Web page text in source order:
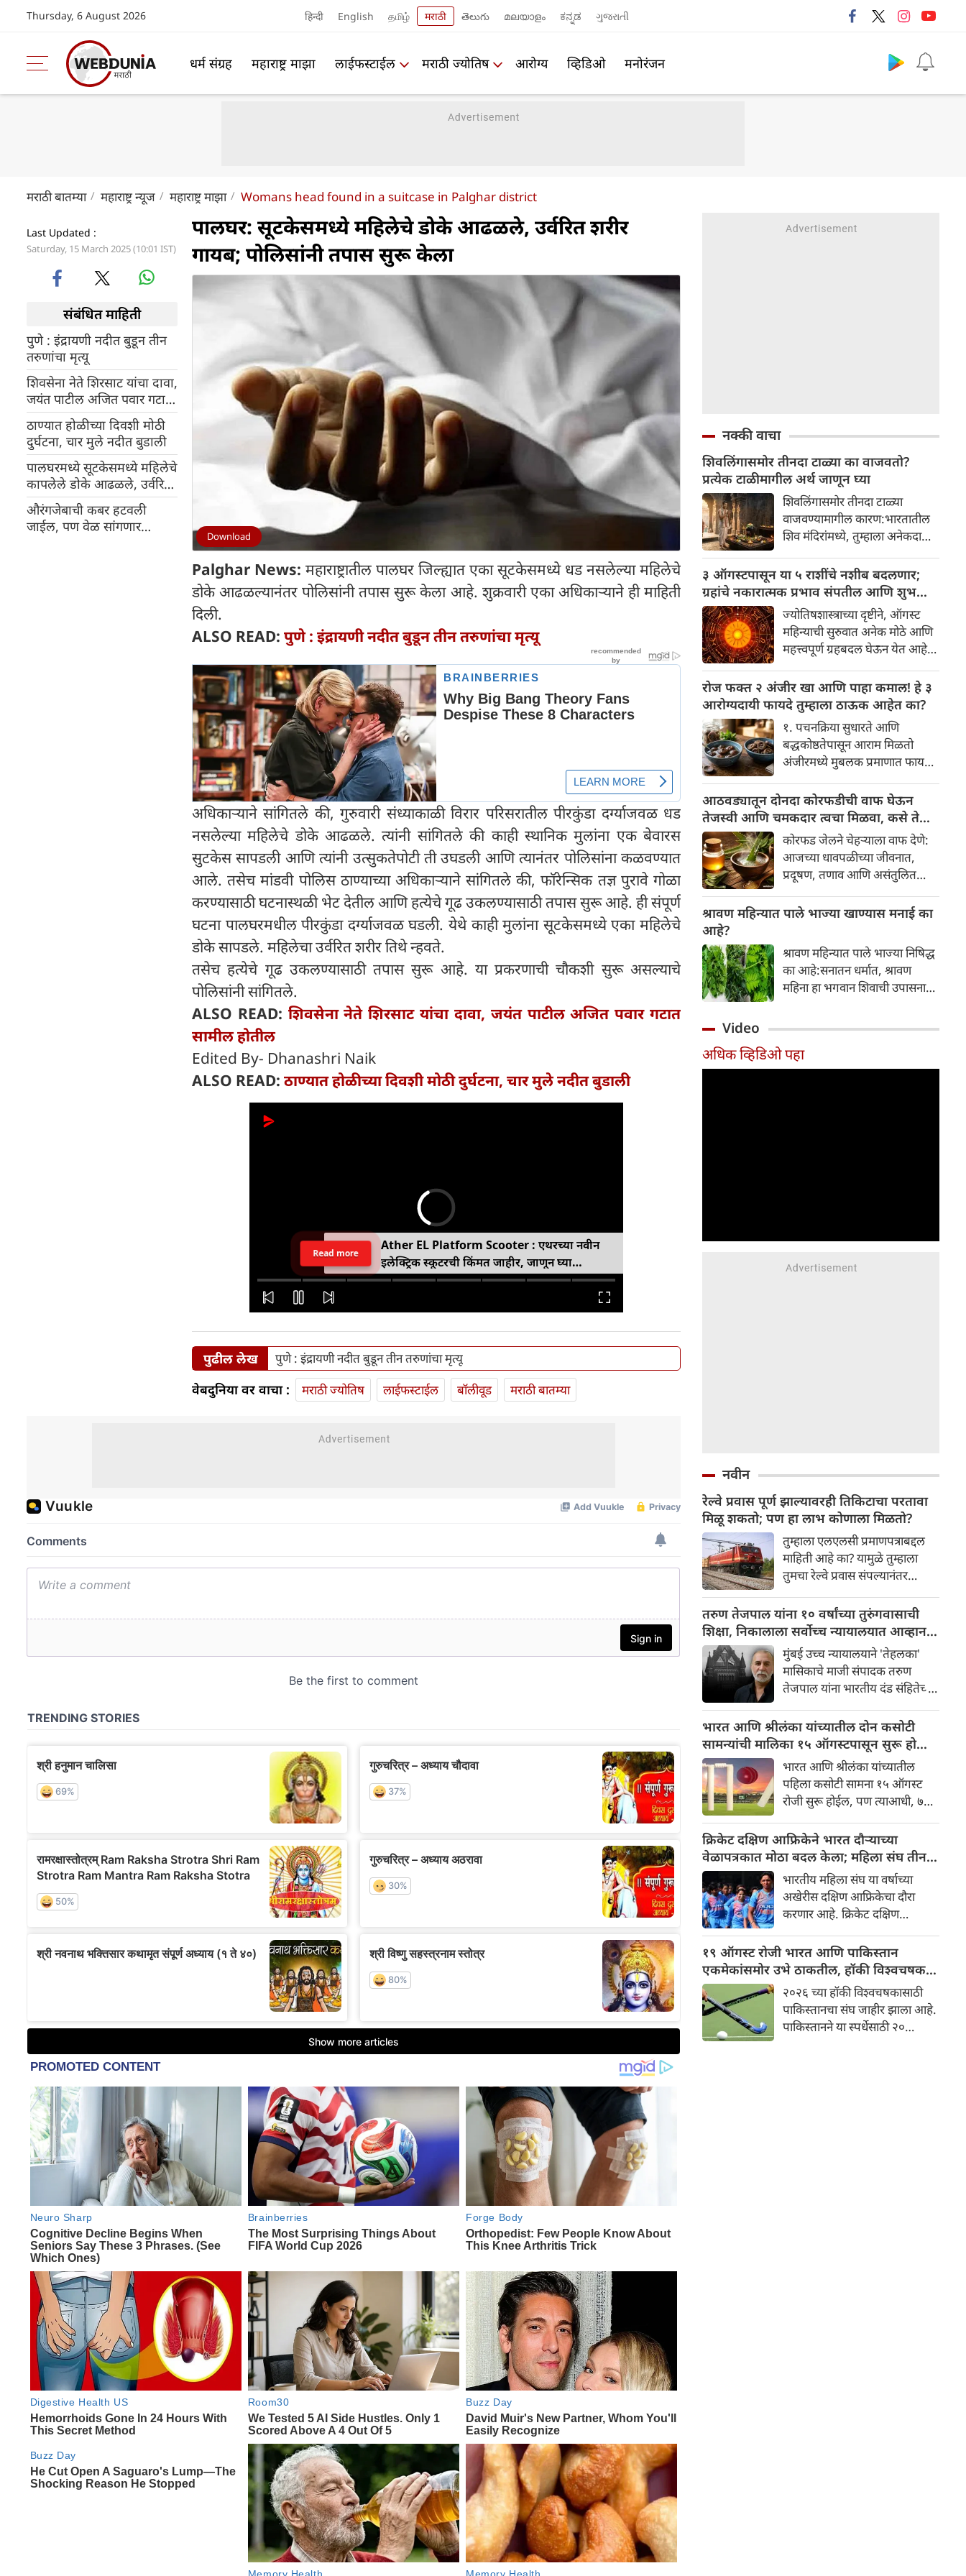
Thursday, 6 August 2026 हिन्दी English தமிழ் मराठी తెలుగు മലയാളം ಕನ್ನಡ ગુજરાતી
धर्म संग्रह महाराष्ट्र माझा लाईफस्टाईल मराठी ज्योतिष आरोग्य व्हिडिओ मनोरंजन
मराठी बातम्या महाराष्ट्र न्यूज महाराष्ट्र माझा Womans head found in a suitcase in Palghar district
Last Updated :
Saturday, 15 March 2025 (10:01 IST)
संबंधित माहिती
पुणे : इंद्रायणी नदीत बुडून तीन
तरुणांचा मृत्यू
शिवसेना नेते शिरसाट यांचा दावा,
जयंत पाटील अजित पवार गटात
सामील होतील
ठाण्यात होळीच्या दिवशी मोठी
दुर्घटना, चार मुले नदीत बुडाली
पालघरमध्ये सूटकेसमध्ये महिलेचे
कापलेले डोके आढळले, उर्वरित
शरीर गायब; पोलिस तपासात
गुंतले
औरंगजेबाची कबर हटवली
जाईल, पण वेळ सांगणार
पालघर: सूटकेसमध्ये महिलेचे डोके आढळले, उर्वरित शरीर
गायब; पोलिसांनी तपास सुरू केला
Download
Palghar News: महाराष्ट्रातील पालघर जिल्ह्यात एका सूटकेसमध्ये धड नसलेल्या महिलेचे
डोके आढळल्यानंतर पोलिसांनी तपास सुरू केला आहे. शुक्रवारी एका अधिकाऱ्याने ही माहिती
दिली.
ALSO READ: पुणे : इंद्रायणी नदीत बुडून तीन तरुणांचा मृत्यू
अधिकाऱ्याने सांगितले की, गुरुवारी संध्याकाळी विरार परिसरातील पीरकुंडा दर्ग्याजवळ धड
नसलेल्या महिलेचे डोके आढळले. त्यांनी सांगितले की काही स्थानिक मुलांना एक बेवारस
सुटकेस सापडली आणि त्यांनी उत्सुकतेपोटी ती उघडली आणि त्यानंतर पोलिसांना कळवण्यात
आले. तसेच मांडवी पोलिस ठाण्याच्या अधिकाऱ्याने सांगितले की, फॉरेन्सिक तज्ञ पुरावे गोळा
करण्यासाठी घटनास्थळी भेट देतील आणि हत्येचे गूढ उकलण्यासाठी तपास सुरू आहे. ही संपूर्ण
घटना पालघरमधील पीरकुंडा दर्ग्याजवळ घडली. येथे काही मुलांना सूटकेसमध्ये एका महिलेचे
डोके सापडले. महिलेचा उर्वरित शरीर तिथे न्हवते.
तसेच हत्येचे गूढ उकलण्यासाठी तपास सुरू आहे. या प्रकरणाची चौकशी सुरू असल्याचे
पोलिसांनी सांगितले.
ALSO READ: शिवसेना नेते शिरसाट यांचा दावा, जयंत पाटील अजित पवार गटात
सामील होतील
Edited By- Dhanashri Naik
ALSO READ: ठाण्यात होळीच्या दिवशी मोठी दुर्घटना, चार मुले नदीत बुडाली
Ather EL Platform Scooter : एथरच्या नवीन
इलेक्ट्रिक स्कूटरची किंमत जाहीर, जाणून घ्या
कोनार्कमध्ये कोणती खास वैशिष्ट्ये आहे
Read more
पुढील लेख पुणे : इंद्रायणी नदीत बुडून तीन तरुणांचा मृत्यू
वेबदुनिया वर वाचा : मराठी ज्योतिष लाईफस्टाईल बॉलीवूड मराठी बातम्या
नक्की वाचा
शिवलिंगासमोर तीनदा टाळ्या का वाजवतो?
प्रत्येक टाळीमागील अर्थ जाणून घ्या
शिवलिंगासमोर तीनदा टाळ्या
वाजवण्यामागील कारण:भारतातील
शिव मंदिरांमध्ये, तुम्हाला अनेकदा
वाजवताना दिसतील. ही एक सामान्य
प्रथा आहे, पण तुम्ही कधी विचार
केला आहे का की यामागे काय रहस्य
आहे आणि प्रत्येक टाळीचा अर्थ काय
आहे? हा केवळ एक विधी नाही, तर
यामागे खोलवर रुजलेल्या पौराणिक
श्रद्धा, आध्यात्मिक अर्थ आणि काही
वैज्ञानिक तर्कदेखील आहेत. चला, या
अनोख्या परंपरेमागील अर्थ
सविस्तरपणे समजून घेऊया.
३ ऑगस्टपासून या ५ राशींचे नशीब बदलणार;
ग्रहांचे नकारात्मक प्रभाव संपतील आणि शुभ
दिवसांची सुरुवात होईलज्योतिषशास्त्राच्या दृष्टीने, ऑगस्ट
महिन्याची सुरुवात अनेक मोठे आणि
महत्त्वपूर्ण ग्रहबदल घेऊन येत आहे.
हालचाल अनेक राशींच्या जीवनात
सकारात्मक बदल घडवून आणणार
आहे. विशेषतः ३ ऑगस्ट रोजी एक
अत्यंत दुर्मिळ आणि फलदायी
ग्रहस्थिती (संयोग) तयार होत आहे.
या दिवशी तयार होणारे शुभ योग,
ग्रहांची स्थिती आणि या गोचरमुळे
ज्यांचे नशीब उजळणार आहे अशा
भाग्यवान राशींबद्दल आपण जाणून
घेऊया!
रोज फक्त २ अंजीर खा आणि पाहा कमाल! हे ३
आरोग्यदायी फायदे तुम्हाला ठाऊक आहेत का?
१. पचनक्रिया सुधारते आणि
बद्धकोष्ठतेपासून आराम मिळतो
अंजीरमध्ये मुबलक प्रमाणात फायबर
बद्धकोष्ठता, गॅस किंवा अपचनाचा
त्रास होत असेल, तर अंजीर
तुमच्यासाठी वरदान ठरू शकते. हे
आतड्यांची स्वच्छता ठेवण्यास मदत
करते. पचनसंस्था मजबूत करून पोट
साफ होण्यास मदत करते.
आठवड्यातून दोनदा कोरफडीची वाफ घेऊन
तेजस्वी आणि चमकदार त्वचा मिळवा, कसे ते
जाणून घ्या
कोरफड जेलने चेहऱ्याला वाफ देणे:
आजच्या धावपळीच्या जीवनात,
प्रदूषण, तणाव आणि असंतुलित
नकारात्मक परिणाम होऊ शकतो.
होते, ज्यामुळे निस्तेजपणा, मुरुमे
आणि ब्लॅकहेड्स यांसारख्या समस्या
निर्माण होतात.
श्रावण महिन्यात पाले भाज्या खाण्यास मनाई का
आहे?
श्रावण महिन्यात पाले भाज्या निषिद्ध
का आहे:सनातन धर्मात, श्रावण
महिना हा भगवान शिवाची उपासना
दानधर्म आणि सात्विक जीवनशैलीचे
पालन करतात.
Video
अधिक व्हिडिओ पहा
नवीन
रेल्वे प्रवास पूर्ण झाल्यावरही तिकिटाचा परतावा
मिळू शकतो; पण हा लाभ कोणाला मिळतो?
तुम्हाला एलएलसी प्रमाणपत्राबद्दल
माहिती आहे का? यामुळे तुम्हाला
तुमचा रेल्वे प्रवास संपल्यानंतर
कधीकधी प्रतीक्षा यादीतील रेल्वे
तिकीट निश्चित न झाल्यामुळे, किंवा
कधीकधी रेल्वे रद्द झाल्यामुळे किंवा
उशीर झाल्यामुळे. अशा प्रकरणांमध्ये,
रेल्वे प्रवाशांना त्यांच्या तिकिटाचे पैसे
परत करते. पण तुम्हाला माहित आहे
का की तुमचा रेल्वे प्रवास पूर्ण
झाल्यावरही तुम्हाला तिकिटाचा
परतावा मिळू शकतो? चला जाणून
घेऊया की नियम काय आहे...
तरुण तेजपाल यांना १० वर्षांच्या तुरुंगवासाची
शिक्षा, निकालाला सर्वोच्च न्यायालयात आव्हान
देणार
मुंबई उच्च न्यायालयाने 'तेहलका'
मासिकाचे माजी संपादक तरुण
तेजपाल यांना भारतीय दंड संहितेच्या
(क), ३५४अ आणि ३५४ब अंतर्गत
बलात्कार प्रकरणात दोषी ठरवले
आहे. न्यायालयाने त्यांना १० वर्षांच्या
तुरुंगवासाची शिक्षा सुनावली आहे. ते
या निर्णयाला सर्वोच्च न्यायालयात
आव्हान देणार आहे.
भारत आणि श्रीलंका यांच्यातील दोन कसोटी
सामन्यांची मालिका १५ ऑगस्टपासून सुरू होणार;
७ ऑगस्ट रोजी तीन दिवसांचा सराव सामना
भारत आणि श्रीलंका यांच्यातील
पहिला कसोटी सामना १५ ऑगस्ट
रोजी सुरू होईल, पण त्याआधी, ७
सामना खेळला जाईल. तुम्ही तो
तुमच्या टीव्ही आणि मोबाईलवर थेट
पाहू शकता.
क्रिकेट दक्षिण आफ्रिकेने भारत दौऱ्याच्या
वेळापत्रकात मोठा बदल केला; महिला संघ तीन
टी२० आंतरराष्ट्रीय सामनेही खेळणार
भारतीय महिला संघ या वर्षाच्या
अखेरीस दक्षिण आफ्रिकेचा दौरा
करणार आहे. क्रिकेट दक्षिण
मोठा बदल केला आहे. भारतीय
महिला संघ आता या दौऱ्यावर एक
टी२० मालिकाही खेळणार आहे.
१९ ऑगस्ट रोजी भारत आणि पाकिस्तान
एकमेकांसमोर उभे ठाकतील, हॉकी विश्वचषक
संघ जाहीर
२०२६ च्या हॉकी विश्वचषकासाठी
पाकिस्तानचा संघ जाहीर झाला आहे.
पाकिस्तानने या स्पर्धेसाठी २०